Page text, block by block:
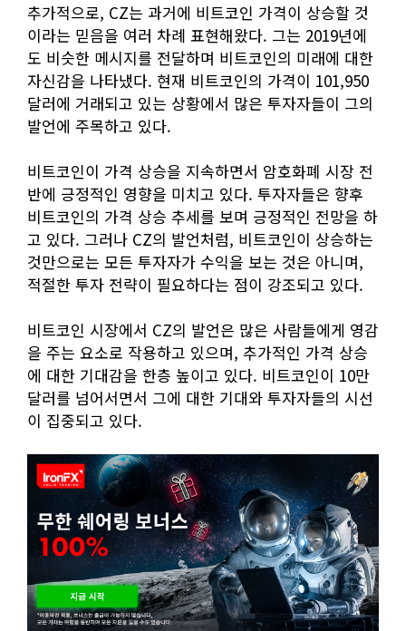
추가적으로, CZ는 과거에 비트코인 가격이 상승할 것
이라는 믿음을 여러 차례 표현해왔다. 그는 2019년에
도 비슷한 메시지를 전달하며 비트코인의 미래에 대한
자신감을 나타냈다. 현재 비트코인의 가격이 101,950
달러에 거래되고 있는 상황에서 많은 투자자들이 그의
발언에 주목하고 있다.
비트코인이 가격 상승을 지속하면서 암호화폐 시장 전
반에 긍정적인 영향을 미치고 있다. 투자자들은 향후
비트코인의 가격 상승 추세를 보며 긍정적인 전망을 하
고 있다. 그러나 CZ의 발언처럼, 비트코인이 상승하는
것만으로는 모든 투자자가 수익을 보는 것은 아니며,
적절한 투자 전략이 필요하다는 점이 강조되고 있다.
비트코인 시장에서 CZ의 발언은 많은 사람들에게 영감
을 주는 요소로 작용하고 있으며, 추가적인 가격 상승
에 대한 기대감을 한층 높이고 있다. 비트코인이 10만
달러를 넘어서면서 그에 대한 기대와 투자자들의 시선
이 집중되고 있다.